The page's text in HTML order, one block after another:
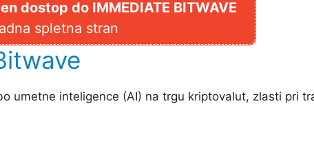
dostop do IMMEDIATE BITWAVE
spletna stran
umetne inteligence (AI) na trgu kriptovalut, zlasti pri